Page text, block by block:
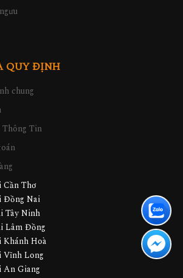
QUY ĐỊNH
chung
Tin
Cần Thơ
Đồng Nai
Tây Ninh
Lâm Đồng
Khánh Hoà
Vĩnh Long
An Giang